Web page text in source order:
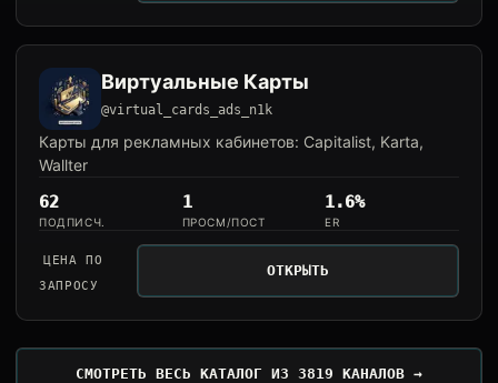
Виртуальные Карты
@virtual_cards_ads_n1k
Карты для рекламных кабинетов: Capitalist, Karta,
Wallter
62
ПОДПИСЧ.
1
ПРОСМ/ПОСТ
1.6%
ER
ЦЕНА ПО
ЗАПРОСУ
ОТКРЫТЬ
СМОТРЕТЬ ВЕСЬ КАТАЛОГ ИЗ 3819 КАНАЛОВ →